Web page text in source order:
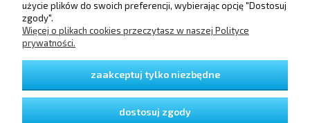
DOSTAWA I PŁATNOŚCI
GWARANCJA I ZWROTY
użycie plików do swoich preferencji, wybierając opcję "Dostosuj
zgody".
Więcej o plikach cookies przeczytasz w naszej Polityce
prywatności.
zaakceptuj tylko niezbędne
dostosuj zgody